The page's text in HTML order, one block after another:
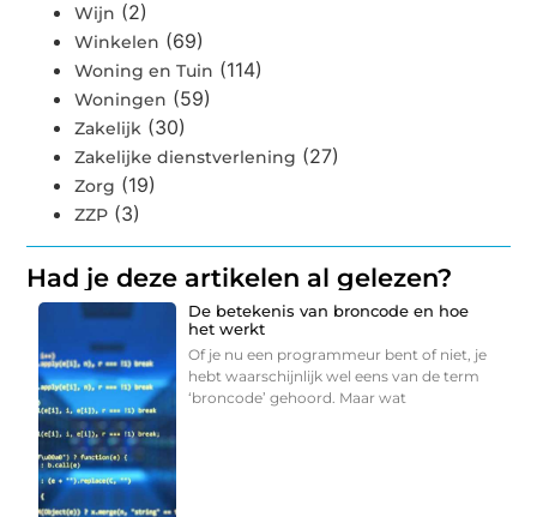
Wijn (2)
Winkelen (69)
Woning en Tuin (114)
Woningen (59)
Zakelijk (30)
Zakelijke dienstverlening (27)
Zorg (19)
ZZP (3)
Had je deze artikelen al gelezen?
De betekenis van broncode en hoe
het werkt
Of je nu een programmeur bent of niet, je
hebt waarschijnlijk wel eens van de term
‘broncode’ gehoord. Maar wat